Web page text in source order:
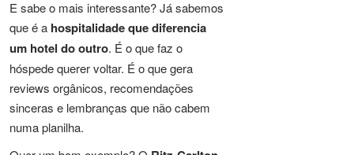
E sabe o mais interessante? Já sabemos
que é a hospitalidade que diferencia
um hotel do outro. É o que faz o
hóspede querer voltar. É o que gera
reviews orgânicos, recomendações
sinceras e lembranças que não cabem
numa planilha.